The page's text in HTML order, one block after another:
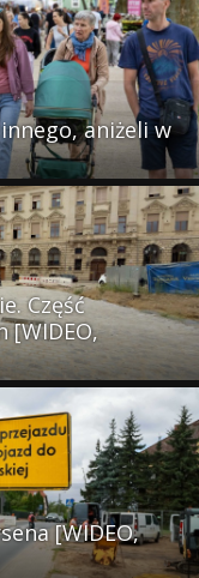
aniżeli w
Część
[WIDEO,
[WIDEO,